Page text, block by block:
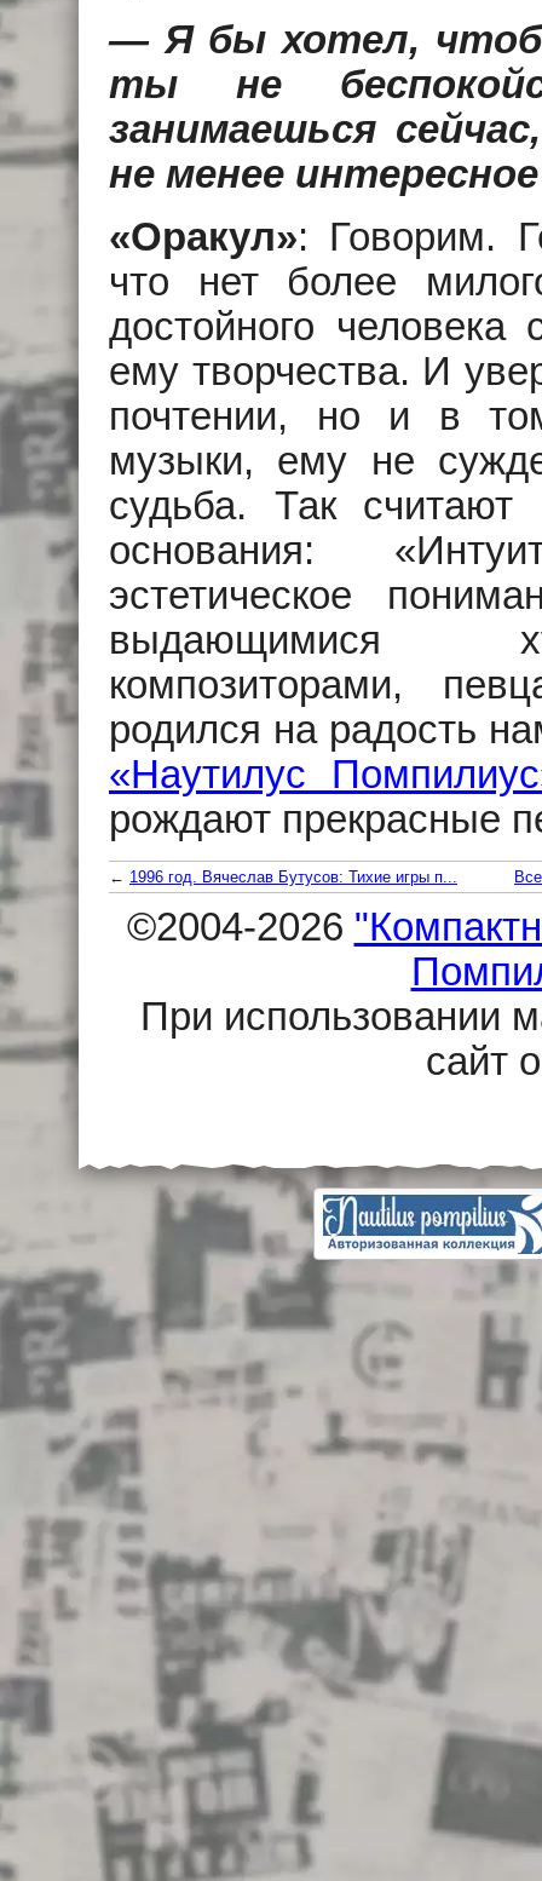
— Я бы хотел,
ты не
занимаешься
не менее
«Оракул»: Говорим.
что нет более
достойного
ему творчества. И
почтении, но и в
музыки, ему не
судьба. Так
основания:
эстетическое
выдающимися
композиторами,
родился на радость
«Наутилус
рождают прекрасные
← 1996 год. Вячеслав Бутусов: Тихие игры п...
©2004-2026
При использовании
сайт